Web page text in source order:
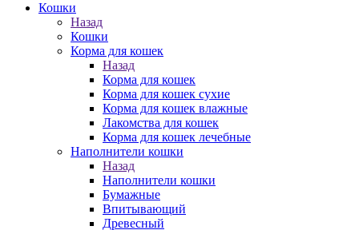
Кошки
Назад
Кошки
Корма для кошек
Назад
Корма для кошек
Корма для кошек сухие
Корма для кошек влажные
Лакомства для кошек
Корма для кошек лечебные
Наполнители кошки
Назад
Наполнители кошки
Бумажные
Впитывающий
Древесный